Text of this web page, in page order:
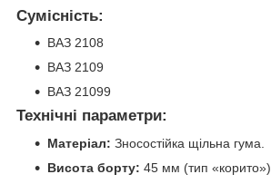
Сумісність:
ВАЗ 2108
ВАЗ 2109
ВАЗ 21099
Технічні параметри:
Матеріал: Зносостійка щільна гума.
Висота борту: 45 мм (тип «корито»).